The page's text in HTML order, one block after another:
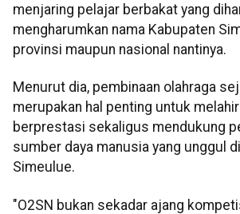
menjaring pelajar berbakat yang
mengharumkan nama Kabupaten
provinsi maupun nasional nantinya.
Menurut dia, pembinaan olahraga
merupakan hal penting untuk
berprestasi sekaligus mendukung
sumber daya manusia yang unggul
Simeulue.
"O2SN bukan sekadar ajang